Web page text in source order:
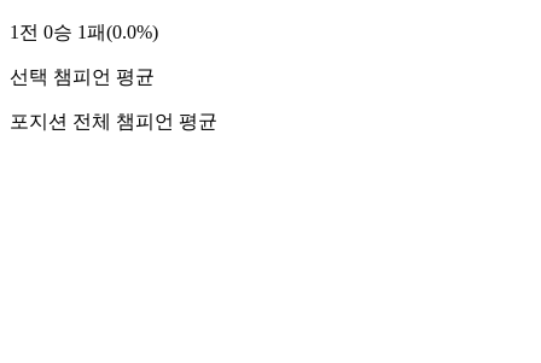
1전 0승 1패(0.0%)
선택 챔피언 평균
포지션 전체 챔피언 평균